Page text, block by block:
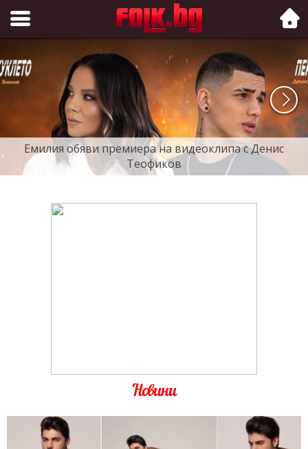
Folk.bg
Емилия обяви премиера на видеоклипа с Денис
Теофиков
Новини